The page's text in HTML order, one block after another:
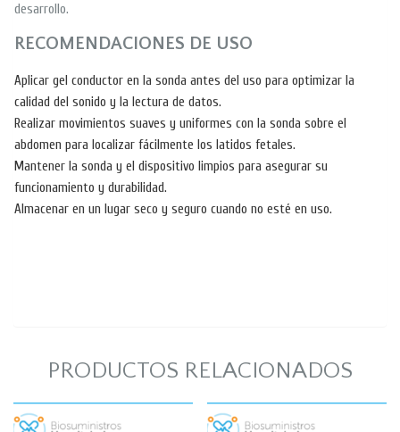
desarrollo.
RECOMENDACIONES DE USO
Aplicar gel conductor en la sonda antes del uso para optimizar la
calidad del sonido y la lectura de datos.
Realizar movimientos suaves y uniformes con la sonda sobre el
abdomen para localizar fácilmente los latidos fetales.
Mantener la sonda y el dispositivo limpios para asegurar su
funcionamiento y durabilidad.
Almacenar en un lugar seco y seguro cuando no esté en uso.
PRODUCTOS RELACIONADOS